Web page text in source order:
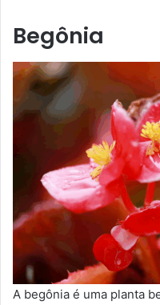
Begônia
A begônia é uma planta